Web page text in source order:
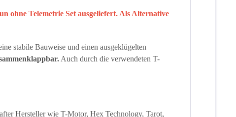
ohne Telemetrie Set ausgeliefert. Als Alternative
stabile Bauweise und einen ausgeklügelten
Auch durch die verwendeten T-
Hersteller wie T-Motor, Hex Technology, Tarot,